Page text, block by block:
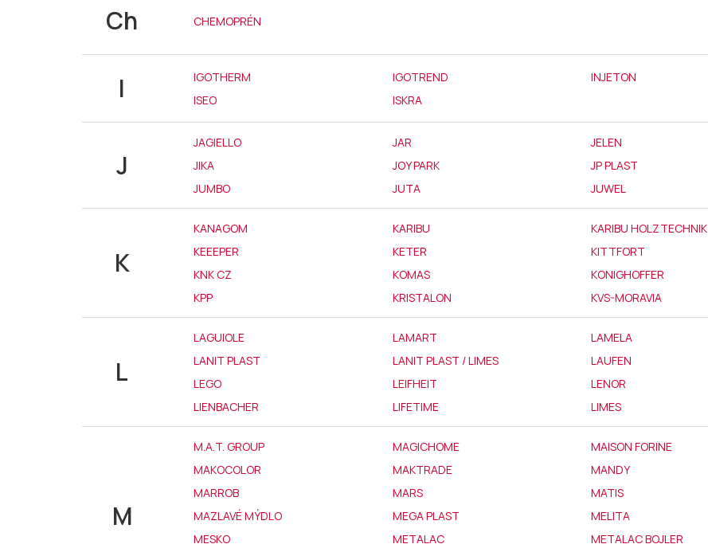
Ch CHEMOPRÉN
I IGOTHERM IGOTREND INJETON
ISEO
ISKRA
J
JAGIELLO JAR JELEN
JIKA
JOY PARK JP PLAST
JUMBO
JUTA JUWEL
K
KANAGOM KARIBU KARIBU HOLZTECHNIK
KEEEPER
KETER KITTFORT
KNK CZ
KOMAS KONIGHOFFER
KPP
KRISTALON KVS-MORAVIA
L
LAGUIOLE LAMART LAMELA
LANIT PLAST
LANIT PLAST / LIMES LAUFEN
LEGO
LEIFHEIT LENOR
LIENBACHER
LIFETIME LIMES
M
M.A.T. GROUP MAGICHOME MAISON FORINE
MAKOCOLOR
MAKTRADE MANDY
MARROB
MARS MATIS
MAZLAVÉ MÝDLO
MEGA PLAST MELITA
MESKO
METALAC METALAC BOJLER